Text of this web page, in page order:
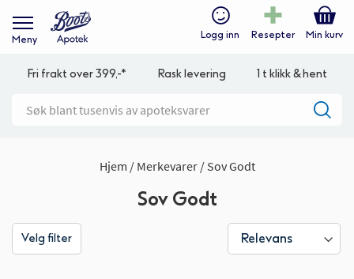
Meny Logg inn Resepter Min kurv
Fri frakt over 399,-* Rask levering 1 t klikk & hent
Hjem Merkevarer Sov Godt
Sov Godt
Velg filter